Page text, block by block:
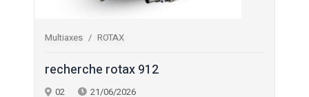
Multiaxes ROTAX
recherche rotax 912
02 21/06/2026